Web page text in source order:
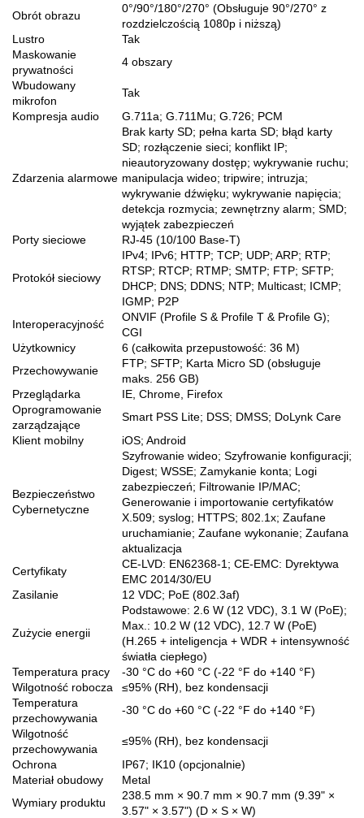
Obrót obrazu
0°/90°/180°/270° (Obsługuje 90°/270° z
rozdzielczością 1080p i niższą)
Lustro
Tak
Maskowanie
prywatności
4 obszary
Wbudowany
mikrofon
Tak
Kompresja audio
G.711a; G.711Mu; G.726; PCM
Zdarzenia alarmowe
Brak karty SD; pełna karta SD; błąd karty
SD; rozłączenie sieci; konflikt IP;
nieautoryzowany dostęp; wykrywanie ruchu;
manipulacja wideo; tripwire; intruzja;
wykrywanie dźwięku; wykrywanie napięcia;
detekcja rozmycia; zewnętrzny alarm; SMD;
wyjątek zabezpieczeń
Porty sieciowe
RJ-45 (10/100 Base-T)
Protokół sieciowy
IPv4; IPv6; HTTP; TCP; UDP; ARP; RTP;
RTSP; RTCP; RTMP; SMTP; FTP; SFTP;
DHCP; DNS; DDNS; NTP; Multicast; ICMP;
IGMP; P2P
Interoperacyjność
ONVIF (Profile S & Profile T & Profile G);
CGI
Użytkownicy
6 (całkowita przepustowość: 36 M)
Przechowywanie
FTP; SFTP; Karta Micro SD (obsługuje
maks. 256 GB)
Przeglądarka
IE, Chrome, Firefox
Oprogramowanie
zarządzające
Smart PSS Lite; DSS; DMSS; DoLynk Care
Klient mobilny
iOS; Android
Bezpieczeństwo
Cybernetyczne
Szyfrowanie wideo; Szyfrowanie konfiguracji;
Digest; WSSE; Zamykanie konta; Logi
zabezpieczeń; Filtrowanie IP/MAC;
Generowanie i importowanie certyfikatów
X.509; syslog; HTTPS; 802.1x; Zaufane
uruchamianie; Zaufane wykonanie; Zaufana
aktualizacja
Certyfikaty
CE-LVD: EN62368-1; CE-EMC: Dyrektywa
EMC 2014/30/EU
Zasilanie
12 VDC; PoE (802.3af)
Zużycie energii
Podstawowe: 2.6 W (12 VDC), 3.1 W (PoE);
Max.: 10.2 W (12 VDC), 12.7 W (PoE)
(H.265 + inteligencja + WDR + intensywność
światła ciepłego)
Temperatura pracy
-30 °C do +60 °C (-22 °F do +140 °F)
Wilgotność robocza
≤95% (RH), bez kondensacji
Temperatura
przechowywania
-30 °C do +60 °C (-22 °F do +140 °F)
Wilgotność
przechowywania
≤95% (RH), bez kondensacji
Ochrona
IP67; IK10 (opcjonalnie)
Materiał obudowy
Metal
Wymiary produktu
238.5 mm × 90.7 mm × 90.7 mm (9.39" ×
3.57" × 3.57") (D × S × W)